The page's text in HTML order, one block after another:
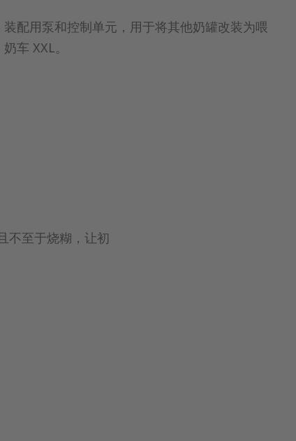
装配用泵和控制单元，用于将其他奶罐改装为喂
奶车 XXL。
不至于烧糊，让初